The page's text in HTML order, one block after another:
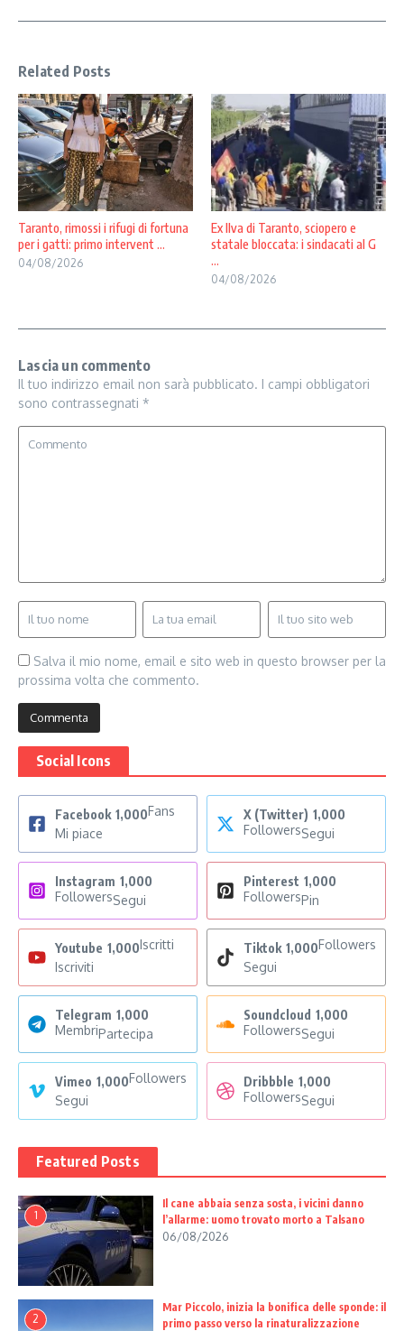
Related Posts
Taranto, rimossi i rifugi di fortuna
per i gatti: primo intervent ...
04/08/2026
Ex Ilva di Taranto, sciopero e
statale bloccata: i sindacati al G
...
04/08/2026
Lascia un commento
Il tuo indirizzo email non sarà pubblicato. I campi obbligatori
sono contrassegnati *
Salva il mio nome, email e sito web in questo browser per la
prossima volta che commento.
Social Icons
Facebook 1,000Fans
Mi piace
X (Twitter) 1,000
FollowersSegui
Instagram 1,000
FollowersSegui
Pinterest 1,000
FollowersPin
Youtube 1,000Iscritti
Iscriviti
Tiktok 1,000Followers
Segui
Telegram 1,000
MembriPartecipa
Soundcloud 1,000
FollowersSegui
Vimeo 1,000Followers
Segui
Dribbble 1,000
FollowersSegui
Featured Posts
1
Il cane abbaia senza sosta, i vicini danno
l’allarme: uomo trovato morto a Talsano
06/08/2026
2
Mar Piccolo, inizia la bonifica delle sponde: il
primo passo verso la rinaturalizzazione